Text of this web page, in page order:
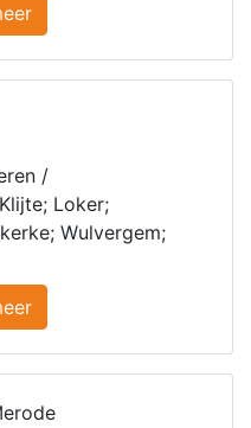
/
Loker;
Wulvergem;